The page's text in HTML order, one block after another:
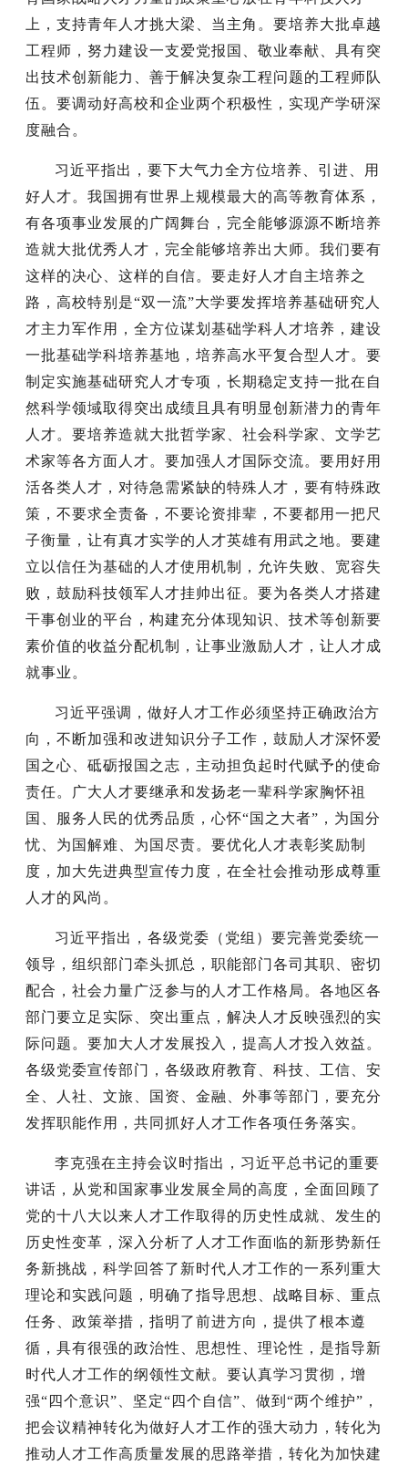
上，支持青年人才挑大梁、当主角。要培养大批卓越
工程师，努力建设一支爱党报国、敬业奉献、具有突
出技术创新能力、善于解决复杂工程问题的工程师队
伍。要调动好高校和企业两个积极性，实现产学研深
度融合。
习近平指出，要下大气力全方位培养、引进、用
好人才。我国拥有世界上规模最大的高等教育体系，
有各项事业发展的广阔舞台，完全能够源源不断培养
造就大批优秀人才，完全能够培养出大师。我们要有
这样的决心、这样的自信。要走好人才自主培养之
路，高校特别是“双一流”大学要发挥培养基础研究人
才主力军作用，全方位谋划基础学科人才培养，建设
一批基础学科培养基地，培养高水平复合型人才。要
制定实施基础研究人才专项，长期稳定支持一批在自
然科学领域取得突出成绩且具有明显创新潜力的青年
人才。要培养造就大批哲学家、社会科学家、文学艺
术家等各方面人才。要加强人才国际交流。要用好用
活各类人才，对待急需紧缺的特殊人才，要有特殊政
策，不要求全责备，不要论资排辈，不要都用一把尺
子衡量，让有真才实学的人才英雄有用武之地。要建
立以信任为基础的人才使用机制，允许失败、宽容失
败，鼓励科技领军人才挂帅出征。要为各类人才搭建
干事创业的平台，构建充分体现知识、技术等创新要
素价值的收益分配机制，让事业激励人才，让人才成
就事业。
习近平强调，做好人才工作必须坚持正确政治方
向，不断加强和改进知识分子工作，鼓励人才深怀爱
国之心、砥砺报国之志，主动担负起时代赋予的使命
责任。广大人才要继承和发扬老一辈科学家胸怀祖
国、服务人民的优秀品质，心怀“国之大者”，为国分
忧、为国解难、为国尽责。要优化人才表彰奖励制
度，加大先进典型宣传力度，在全社会推动形成尊重
人才的风尚。
习近平指出，各级党委（党组）要完善党委统一
领导，组织部门牵头抓总，职能部门各司其职、密切
配合，社会力量广泛参与的人才工作格局。各地区各
部门要立足实际、突出重点，解决人才反映强烈的实
际问题。要加大人才发展投入，提高人才投入效益。
各级党委宣传部门，各级政府教育、科技、工信、安
全、人社、文旅、国资、金融、外事等部门，要充分
发挥职能作用，共同抓好人才工作各项任务落实。
李克强在主持会议时指出，习近平总书记的重要
讲话，从党和国家事业发展全局的高度，全面回顾了
党的十八大以来人才工作取得的历史性成就、发生的
历史性变革，深入分析了人才工作面临的新形势新任
务新挑战，科学回答了新时代人才工作的一系列重大
理论和实践问题，明确了指导思想、战略目标、重点
任务、政策举措，指明了前进方向，提供了根本遵
循，具有很强的政治性、思想性、理论性，是指导新
时代人才工作的纲领性文献。要认真学习贯彻，增
强“四个意识”、坚定“四个自信”、做到“两个维护”，
把会议精神转化为做好人才工作的强大动力，转化为
推动人才工作高质量发展的思路举措，转化为加快建